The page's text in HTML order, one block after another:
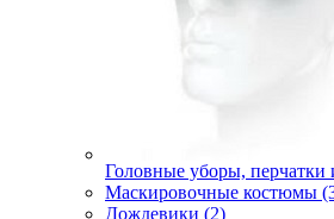
Головные уборы, перчатки
Маскировочные костюмы
Дождевики (2)